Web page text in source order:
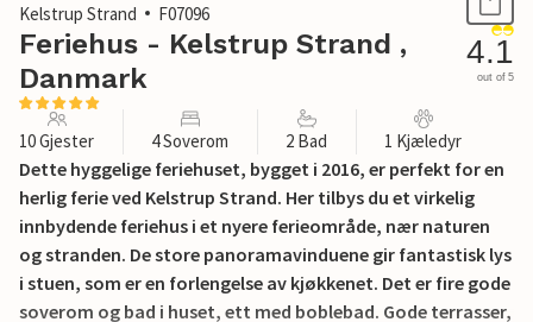
Kelstrup Strand
F07096
Feriehus - Kelstrup Strand ,
Danmark
4.1
out of 5
10 Gjester 4 Soverom 2 Bad 1 Kjæledyr
Dette hyggelige feriehuset, bygget i 2016, er perfekt for en
herlig ferie ved Kelstrup Strand. Her tilbys du et virkelig
innbydende feriehus i et nyere ferieområde, nær naturen
og stranden. De store panoramavinduene gir fantastisk lys
i stuen, som er en forlengelse av kjøkkenet. Det er fire gode
soverom og bad i huset, ett med boblebad. Gode terrasser,